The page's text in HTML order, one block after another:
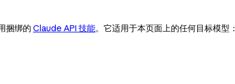
捆绑的 Claude API 技能。它适用于本页面上的任何目标模型：